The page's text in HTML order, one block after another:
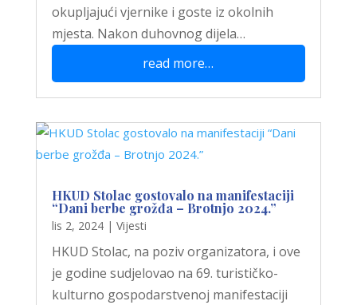
okupljajući vjernike i goste iz okolnih
mjesta. Nakon duhovnog dijela…
read more…
HKUD Stolac gostovalo na manifestaciji
“Dani berbe grožđa – Brotnjo 2024.”
lis 2, 2024| Vijesti
HKUD Stolac, na poziv organizatora, i ove
je godine sudjelovao na 69. turističko-
kulturno gospodarstvenoj manifestaciji